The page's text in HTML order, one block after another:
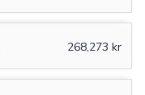
268,273 kr